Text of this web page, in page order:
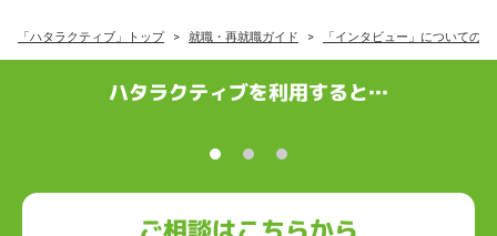
「ハタラクティブ」トップ 就職・再就職ガイド 「インタビュー」についての
ハタラクティブを利用すると…